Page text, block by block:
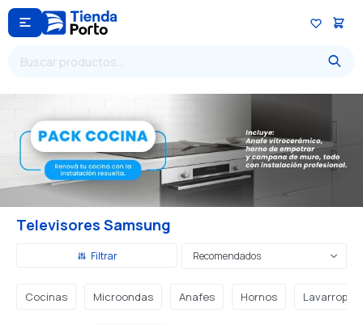

Televisores Samsung
Recomendados
Cocinas Microondas Anafes Hornos Lavarropas